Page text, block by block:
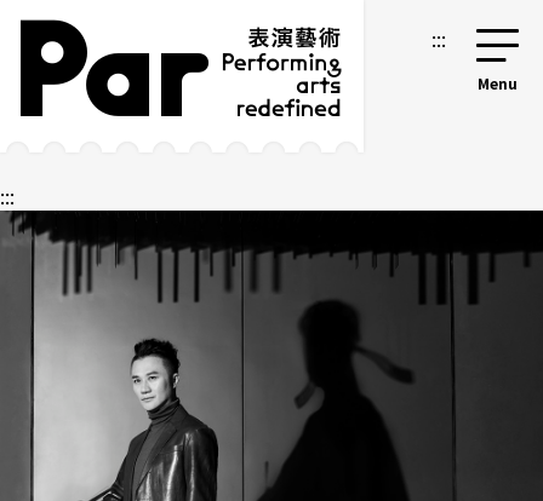
跳到主要内容区块
网站导览 :::
:::